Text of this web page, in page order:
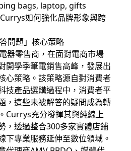
如何強化品牌形象與跨
問題」核心策略
器零售商，在面對電商市場
開學季筆電銷售高峰，發展出
心策略。該策略源自對消費者
產品選購過程中，消費者平
，這些未被解答的疑問成為轉
Currys充分發揮其與純線上
，透過整合300多家實體店鋪
下專業服務延伸至數位領域。